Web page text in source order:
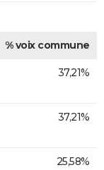
% voix commune
37,21%
37,21%
25,58%